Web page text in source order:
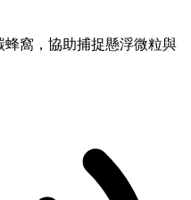
窩，協助捕捉懸浮微粒與